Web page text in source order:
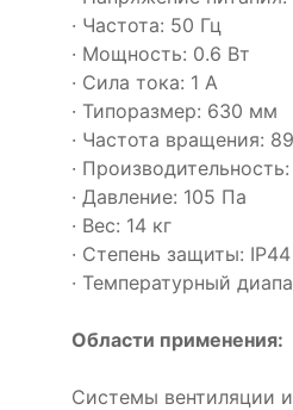
· Частота: 50 Гц
· Мощность: 0.6 Вт
· Сила тока: 1 А
· Типоразмер: 630 мм
· Частота вращения:
·
· Давление: 105 Па
· Вес: 14 кг
· Степень защиты: IP44
· Температурный
Области применения:
Системы вентиляции и